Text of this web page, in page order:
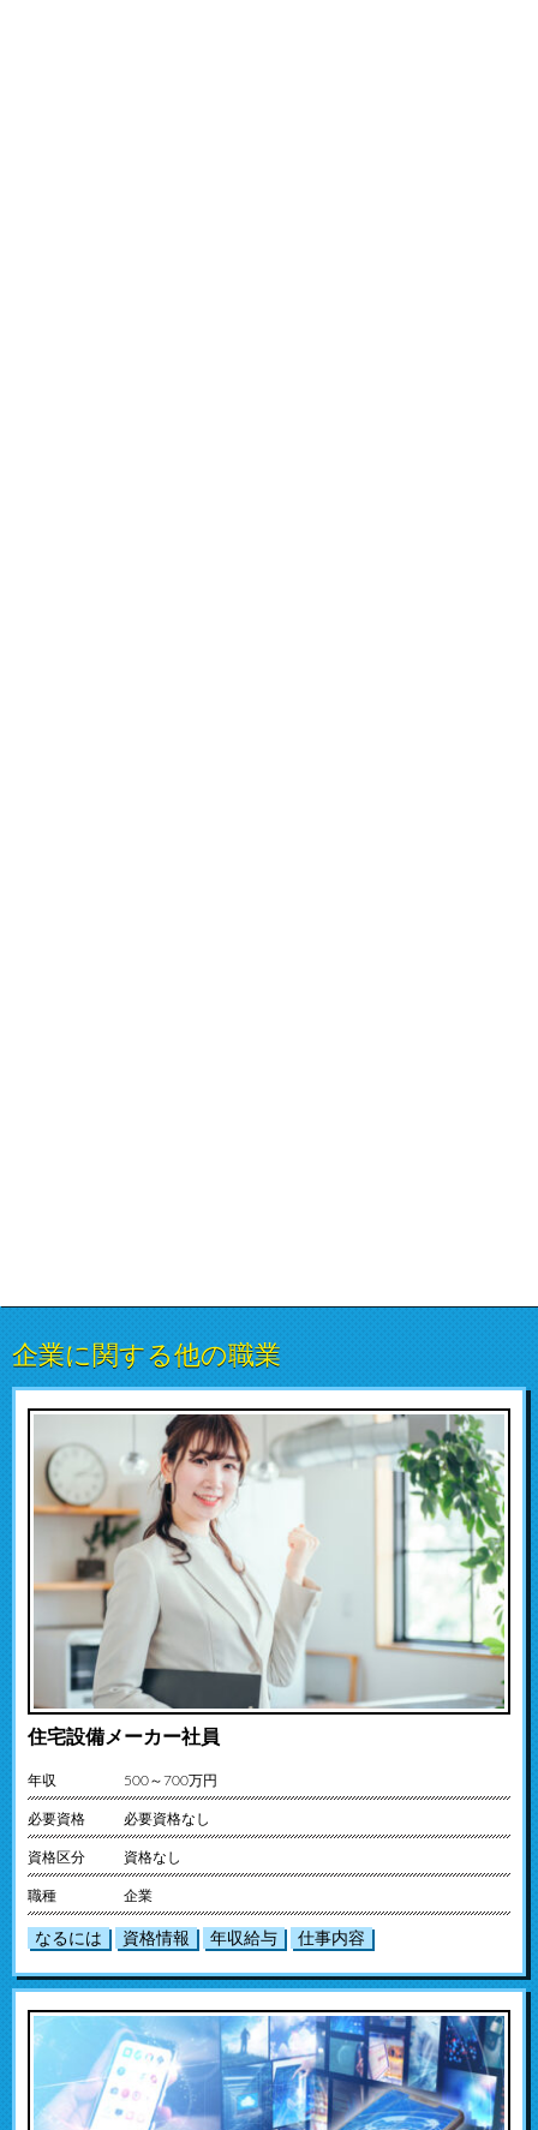
企業に関する他の職業
住宅設備メーカー社員
年収 500～700万円
必要資格 必要資格なし
資格区分 資格なし
職種 企業
なるには 資格情報 年収給与 仕事内容